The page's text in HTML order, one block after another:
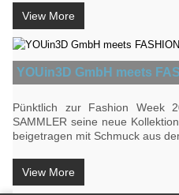
View More
YOUin3D GmbH meets
Pünktlich zur Fashion Week
SAMMLER seine neue
beigetragen mit Schmuck aus
View More